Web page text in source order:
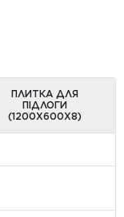
ПЛИТКА ДЛЯ
ПІДЛОГИ
(1200Х600Х8)